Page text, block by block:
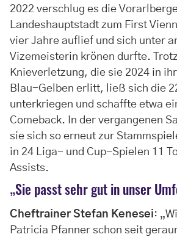
2022 verschlug es die
Landeshauptstadt zum First
vier Jahre auflief und sich unter
Vizemeisterin krönen durfte.
Knieverletzung, die sie 2024 in
Blau-Gelben erlitt, ließ sich die
unterkriegen und schaffte etwa
Comeback. In der vergangenen
sie sich so erneut zur
in 24 Liga- und Cup-Spielen 11
Assists.
„Sie passt sehr gut in unser
Cheftrainer Stefan Kenesei:
Patricia Pfanner schon seit